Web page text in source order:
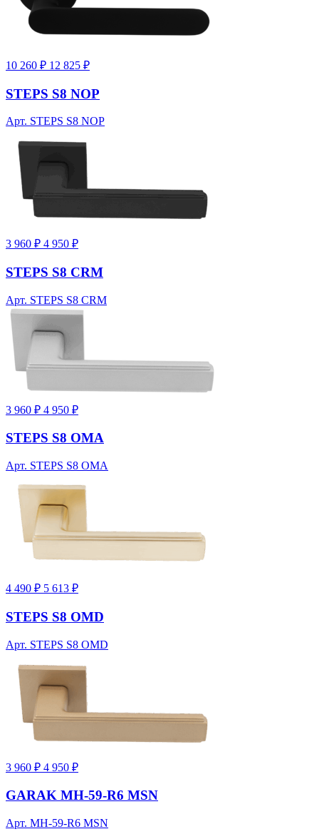
10 260 ₽ 12 825 ₽
STEPS S8 NOP
Арт. STEPS S8 NOP
3 960 ₽ 4 950 ₽
STEPS S8 CRM
Арт. STEPS S8 CRM
3 960 ₽ 4 950 ₽
STEPS S8 OMA
Арт. STEPS S8 OMA
4 490 ₽ 5 613 ₽
STEPS S8 OMD
Арт. STEPS S8 OMD
3 960 ₽ 4 950 ₽
GARAK MH-59-R6 MSN
Арт. MH-59-R6 MSN